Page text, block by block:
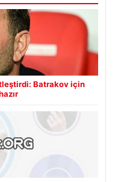
Batrakov için